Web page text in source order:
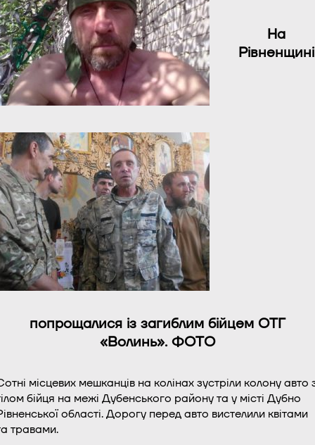
На
Рівненщині
попрощалися із загиблим бійцем ОТГ
«Волинь». ФОТО
місцевих мешканців на колінах зустріли колону авто
бійця на межі Дубенського району та у місті Дубно
області. Дорогу перед авто вистелили квітами
травами.